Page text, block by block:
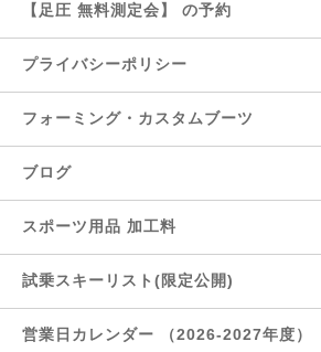
【足圧 無料測定会】 の予約
プライバシーポリシー
フォーミング・カスタムブーツ
ブログ
スポーツ用品 加工料
試乗スキーリスト(限定公開)
営業日カレンダー （2026-2027年度）